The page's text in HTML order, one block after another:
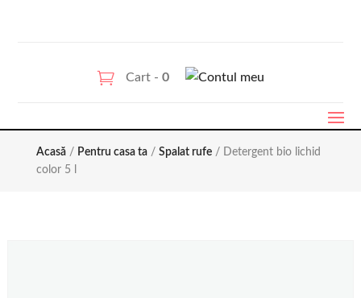
Cart - 0
Acasă/ Pentru casa ta/ Spalat rufe/ Detergent bio lichid
color 5 l